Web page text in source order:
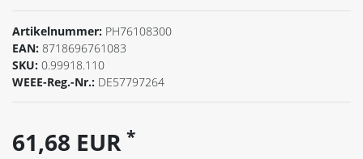
Artikelnummer: PH76108300
EAN: 8718696761083
SKU: 0.99918.110
WEEE-Reg.-Nr.: DE57797264
61,68 EUR *